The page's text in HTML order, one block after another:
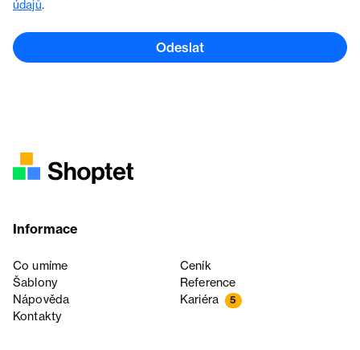
údajů.
Odeslat
Informace
Co umíme
Ceník
Šablony
Reference
Nápověda
Kariéra 5
Kontakty